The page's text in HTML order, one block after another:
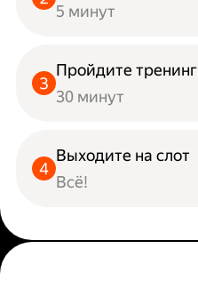
5 минут
Пройдите тренинг
30 минут
Выходите на слот
Всё!